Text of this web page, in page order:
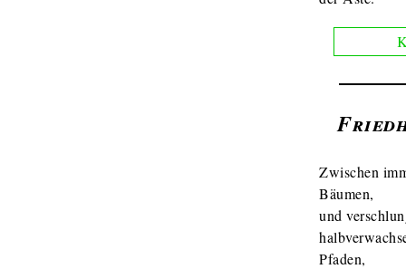
Zwischen
Bäumen,
und
Pfaden,